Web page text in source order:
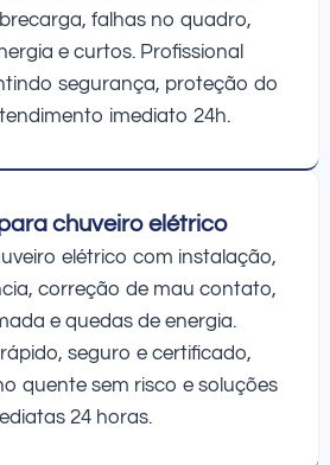
falhas no quadro,
e curtos. Profissional
segurança, proteção do
imediato 24h.
chuveiro elétrico
elétrico com instalação,
correção de mau contato,
e quedas de energia.
seguro e certificado,
quente sem risco e soluções
24 horas.